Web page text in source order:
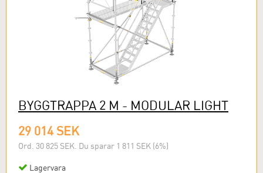
BYGGTRAPPA 2 M - MODULAR LIGHT
29 014 SEK
Ord. 30 825 SEK. Du sparar 1 811 SEK (6%)
Lagervara